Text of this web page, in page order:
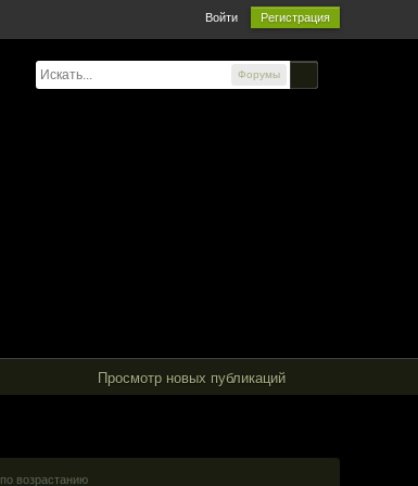
Войти Регистрация
Форумы
Просмотр новых публикаций
по возрастанию